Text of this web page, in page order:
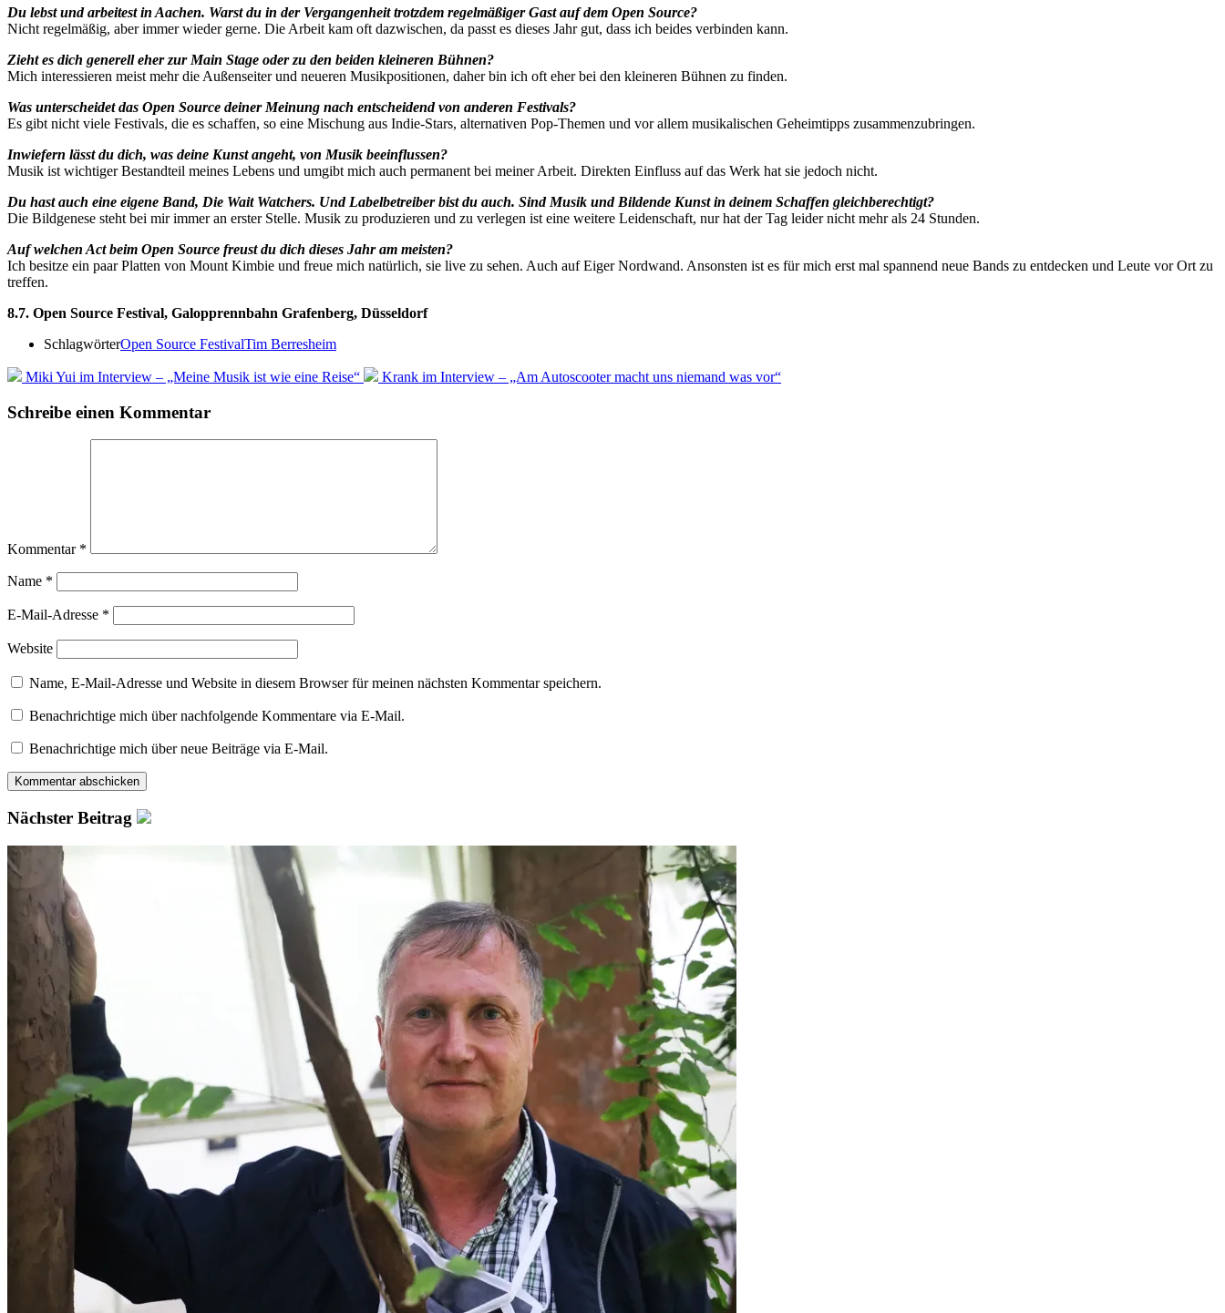
Du lebst und arbeitest in Aachen. Warst du in der Vergangenheit trotzdem regelmäßiger Gast auf dem Open Source?
Nicht regelmäßig, aber immer wieder gerne. Die Arbeit kam oft dazwischen, da passt es dieses Jahr gut, dass ich beides verbinden kann.
Zieht es dich generell eher zur Main Stage oder zu den beiden kleineren Bühnen?
Mich interessieren meist mehr die Außenseiter und neueren Musikpositionen, daher bin ich oft eher bei den kleineren Bühnen zu finden.
Was unterscheidet das Open Source deiner Meinung nach entscheidend von anderen Festivals?
Es gibt nicht viele Festivals, die es schaffen, so eine Mischung aus Indie-Stars, alternativen Pop-Themen und vor allem musikalischen Geheimtipps zusammenzubringen.
Inwiefern lässt du dich, was deine Kunst angeht, von Musik beeinflussen?
Musik ist wichtiger Bestandteil meines Lebens und umgibt mich auch permanent bei meiner Arbeit. Direkten Einfluss auf das Werk hat sie jedoch nicht.
Du hast auch eine eigene Band, Die Wait Watchers. Und Labelbetreiber bist du auch. Sind Musik und Bildende Kunst in deinem Schaffen gleichberechtigt?
Die Bildgenese steht bei mir immer an erster Stelle. Musik zu produzieren und zu verlegen ist eine weitere Leidenschaft, nur hat der Tag leider nicht mehr als 24 Stunden.
Auf welchen Act beim Open Source freust du dich dieses Jahr am meisten?
Ich besitze ein paar Platten von Mount Kimbie und freue mich natürlich, sie live zu sehen. Auch auf Eiger Nordwand. Ansonsten ist es für mich erst mal spannend neue Bands zu entdecken und Leute vor Ort zu
treffen.
8.7. Open Source Festival, Galopprennbahn Grafenberg, Düsseldorf
SchlagwörterOpen Source FestivalTim Berresheim
Miki Yui im Interview – „Meine Musik ist wie eine Reise“ Krank im Interview – „Am Autoscooter macht uns niemand was vor“
Schreibe einen Kommentar
Kommentar *
Name *
E-Mail-Adresse *
Website
Name, E-Mail-Adresse und Website in diesem Browser für meinen nächsten Kommentar speichern.
Benachrichtige mich über nachfolgende Kommentare via E-Mail.
Benachrichtige mich über neue Beiträge via E-Mail.
Nächster Beitrag